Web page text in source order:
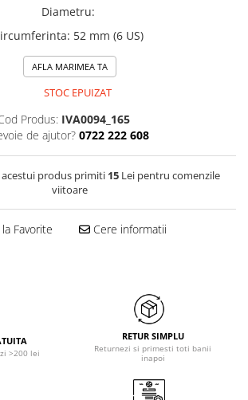
Diametru:
: 52 mm (6 US)
AFLA MARIMEA TA
STOC EPUIZAT
Produs: IVA0094_165
de ajutor? 0722 222 608
produs primiti 15Lei pentru comenzile
viitoare
Favorite Cere informatii
>200 lei
RETUR SIMPLU
Returnezi si primesti toti banii
inapoi